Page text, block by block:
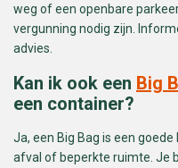
weg of een openbare
vergunning nodig zijn.
advies.
Kan ik ook een Big
een container?
Ja, een Big Bag is een
afval of beperkte ruimte. Je